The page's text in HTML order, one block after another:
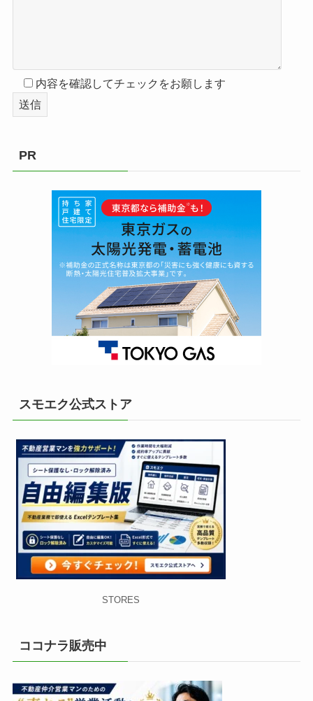
内容を確認してチェックをお願します
PR
スモエク公式ストア
STORES
ココナラ販売中